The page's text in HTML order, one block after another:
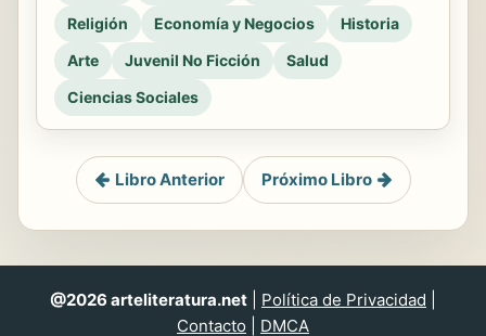
Religión
Economía y Negocios
Historia
Arte
Juvenil No Ficción
Salud
Ciencias Sociales
Libro Anterior Próximo Libro
@2026 arteliteratura.net Política de Privacidad
Contacto
DMCA